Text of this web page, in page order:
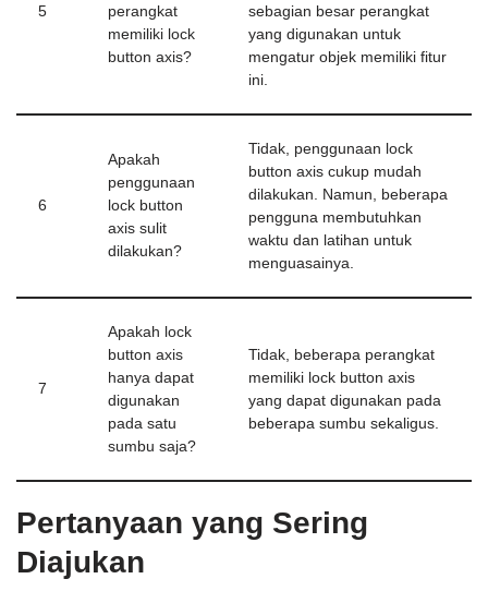
5
perangkat
memiliki lock
button axis?
sebagian besar perangkat
yang digunakan untuk
mengatur objek memiliki fitur
ini.
6
Apakah
penggunaan
lock button
axis sulit
dilakukan?
Tidak, penggunaan lock
button axis cukup mudah
dilakukan. Namun, beberapa
pengguna membutuhkan
waktu dan latihan untuk
menguasainya.
7
Apakah lock
button axis
hanya dapat
digunakan
pada satu
sumbu saja?
Tidak, beberapa perangkat
memiliki lock button axis
yang dapat digunakan pada
beberapa sumbu sekaligus.
Pertanyaan yang Sering
Diajukan